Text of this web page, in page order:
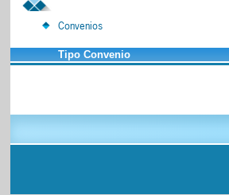
Convenios
Tipo Convenio